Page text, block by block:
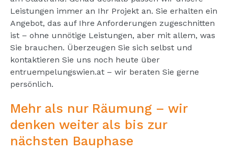
Leistungen immer an Ihr Projekt an. Sie erhalten ein
Angebot, das auf Ihre Anforderungen zugeschnitten
ist – ohne unnötige Leistungen, aber mit allem, was
Sie brauchen. Überzeugen Sie sich selbst und
kontaktieren Sie uns noch heute über
entruempelungswien.at – wir beraten Sie gerne
persönlich.
Mehr als nur Räumung – wir
denken weiter als bis zur
nächsten Bauphase